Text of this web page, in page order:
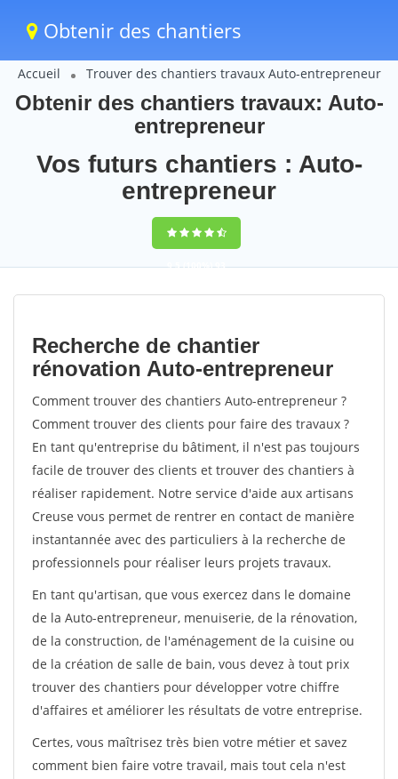
Obtenir des chantiers
Accueil Trouver des chantiers travaux Auto-entrepreneur
Obtenir des chantiers travaux: Auto-
entrepreneur
Vos futurs chantiers : Auto-
entrepreneur
9,5(100%)93
votes
Recherche de chantier
rénovation Auto-entrepreneur
Comment trouver des chantiers Auto-entrepreneur ?
Comment trouver des clients pour faire des travaux ?
En tant qu'entreprise du bâtiment, il n'est pas toujours
facile de trouver des clients et trouver des chantiers à
réaliser rapidement. Notre service d'aide aux artisans
Creuse vous permet de rentrer en contact de manière
instantannée avec des particuliers à la recherche de
professionnels pour réaliser leurs projets travaux.
En tant qu'artisan, que vous exercez dans le domaine
de la Auto-entrepreneur, menuiserie, de la rénovation,
de la construction, de l'aménagement de la cuisine ou
de la création de salle de bain, vous devez à tout prix
trouver des chantiers pour développer votre chiffre
d'affaires et améliorer les résultats de votre entreprise.
Certes, vous maîtrisez très bien votre métier et savez
comment bien faire votre travail, mais tout cela n'est